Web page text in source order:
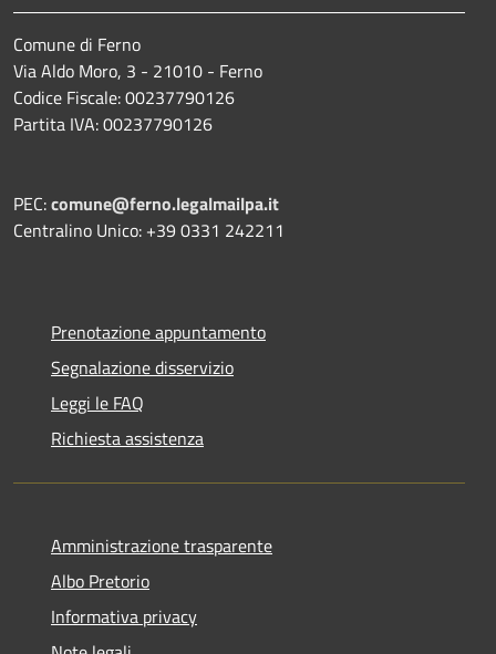
Comune di Ferno
Via Aldo Moro, 3 - 21010 - Ferno
Codice Fiscale: 00237790126
Partita IVA: 00237790126
PEC:comune@ferno.legalmailpa.it
Centralino Unico: +39 0331 242211
Prenotazione appuntamento
Segnalazione disservizio
Leggi le FAQ
Richiesta assistenza
Amministrazione trasparente
Albo Pretorio
Informativa privacy